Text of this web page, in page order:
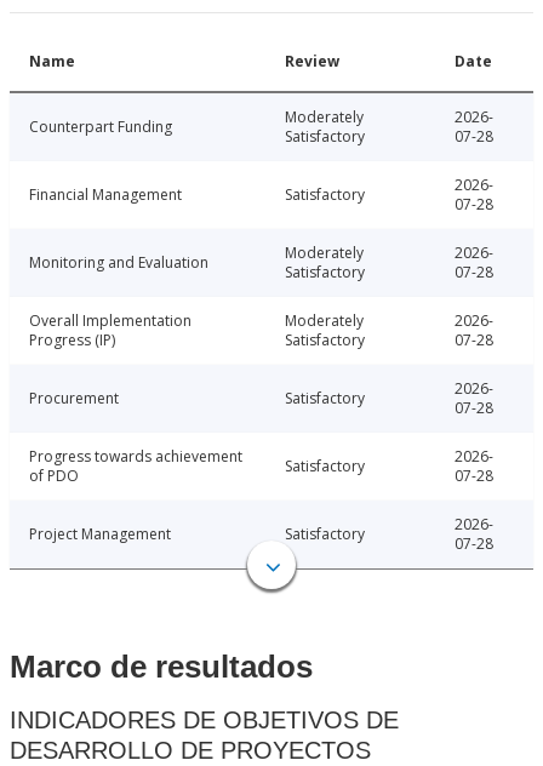
Name Review Date
Counterpart Funding
Moderately
Satisfactory
2026-
07-28
Financial Management Satisfactory
2026-
07-28
Monitoring and Evaluation
Moderately
Satisfactory
2026-
07-28
Overall Implementation
Progress (IP)
Moderately
Satisfactory
2026-
07-28
Procurement Satisfactory
2026-
07-28
Progress towards achievement
of PDO
Satisfactory
2026-
07-28
Project Management Satisfactory
2026-
07-28
Marco de resultados
INDICADORES DE OBJETIVOS DE
DESARROLLO DE PROYECTOS